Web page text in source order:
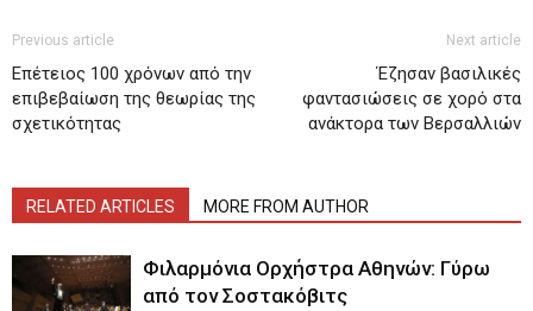
Previous article
Επέτειος 100 χρόνων από την
επιβεβαίωση της θεωρίας της
σχετικότητας
Next article
Έζησαν βασιλικές
φαντασιώσεις σε χορό στα
ανάκτορα των Βερσαλλιών
RELATED ARTICLES MORE FROM AUTHOR
Φιλαρμόνια Ορχήστρα Αθηνών: Γύρω
από τον Σοστακόβιτς